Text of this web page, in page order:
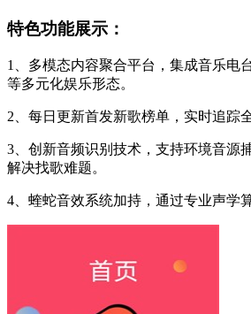
特色功能展示：
1、多模态内容聚合平台，集成音乐电
等多元化娱乐形态。
2、每日更新首发新歌榜单，实时追踪
3、创新音频识别技术，支持环境音源
解决找歌难题。
4、蝰蛇音效系统加持，通过专业声学